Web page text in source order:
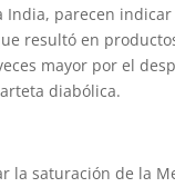
parecen
resultó en
mayor por el
diabólica.
la saturación de la